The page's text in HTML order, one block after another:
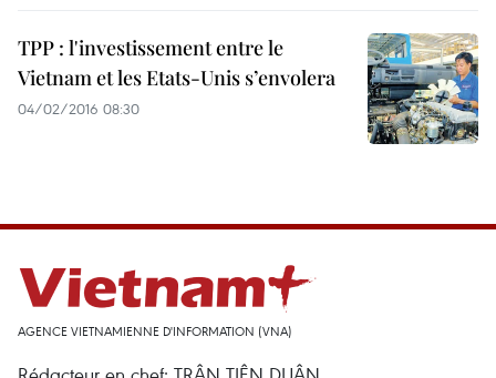
TPP : l'investissement entre le
Vietnam et les Etats-Unis s’envolera
04/02/2016 08:30
AGENCE VIETNAMIENNE D'INFORMATION (VNA)